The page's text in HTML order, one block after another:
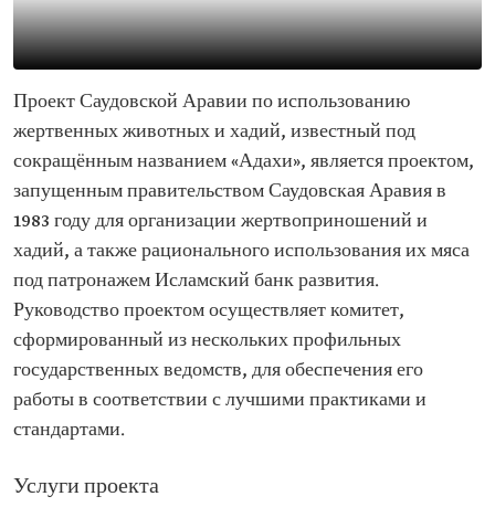
Проект Саудовской Аравии по использованию
жертвенных животных и хадий, известный под
сокращённым названием «Адахи», является проектом,
запущенным правительством Саудовская Аравия в
1983 году для организации жертвоприношений и
хадий, а также рационального использования их мяса
под патронажем Исламский банк развития.
Руководство проектом осуществляет комитет,
сформированный из нескольких профильных
государственных ведомств, для обеспечения его
работы в соответствии с лучшими практиками и
стандартами.
Услуги проекта